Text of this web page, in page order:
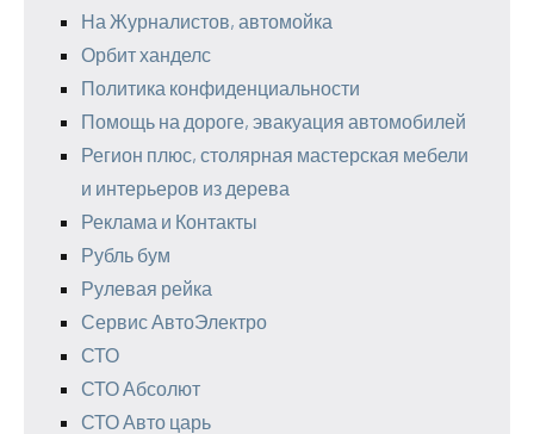
На Журналистов, автомойка
Орбит ханделс
Политика конфиденциальности
Помощь на дороге, эвакуация автомобилей
Регион плюс, столярная мастерская мебели
и интерьеров из дерева
Реклама и Контакты
Рубль бум
Рулевая рейка
Сервис АвтоЭлектро
СТО
СТО Абсолют
СТО Авто царь